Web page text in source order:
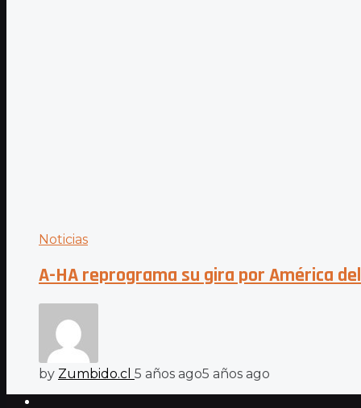
Noticias
A-HA reprograma su gira por América
by Zumbido.cl 5 años ago5 años ago